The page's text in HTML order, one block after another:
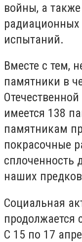
войны, а
радиационных
испытаний.
Вместе с тем,
памятники в
имеется 138
памятникам
покрасочные
сплоченность
наших
Социальная
продолжается
С 15 по 17